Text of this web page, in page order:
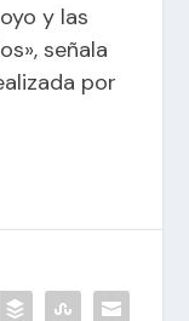
y las
señala
por